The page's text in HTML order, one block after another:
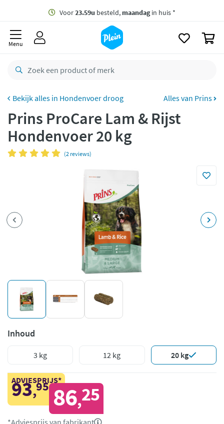
Gratis bezorging vanaf 35,- *
besteld,maandag
retourneren
CO2 neutraal
Betaal met Klarna
Menu
Hondenvoer droog Alles van Prins
Prins ProCare Lam & Rijst
Hondenvoer 20 kg
(2 reviews)
Inhoud
3 kg 12 kg 20 kg
ADVIESPRIJS*
93,95 86,25
*Adviesprijs van fabrikant